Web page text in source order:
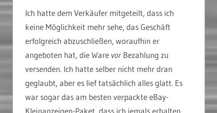
Ich hatte dem Verkäufer mitgeteilt, dass ich
keine Möglichkeit mehr sehe, das Geschäft
erfolgreich abzuschließen, woraufhin er
angeboten hat, die Ware vor Bezahlung zu
versenden. Ich hatte selber nicht mehr dran
geglaubt, aber es lief tatsächlich alles glatt. Es
war sogar das am besten verpackte eBay-
Kleinanzeigen-Paket, dass ich jemals erhalten